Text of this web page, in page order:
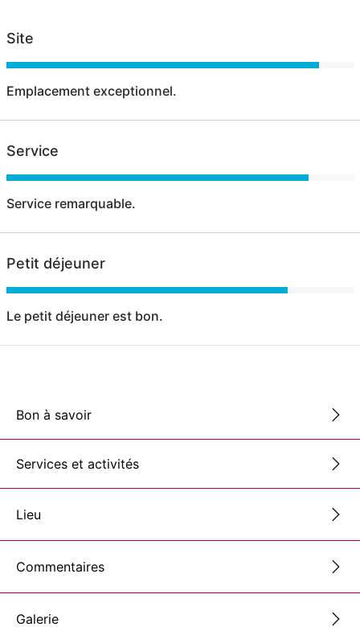
Site
Emplacement exceptionnel.
Service
Service remarquable.
Petit déjeuner
Le petit déjeuner est bon.
Bon à savoir
Services et activités
Lieu
Commentaires
Galerie